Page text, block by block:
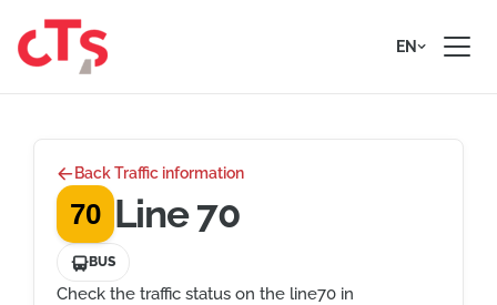
EN
Back Traffic information
70 Line 70
BUS
Check the traffic status on the line70 in